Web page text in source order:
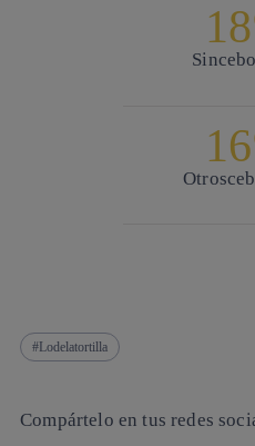
Sin
Otros
Lodelatortilla
Compártelo en tus redes